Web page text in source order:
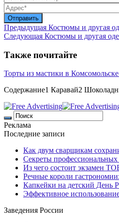
Предыдущая Костюмы и другая
Следующая Костюмы и другая
Также почитайте
Торты из мастики в
Содержание1 Каравай2
Реклама
Последние записи
Как двум сварщикам
Секреты профессиональных
Из чего состоит экзамен
Речные короли
Капкейки на детский День
Эффективное
Заведения России